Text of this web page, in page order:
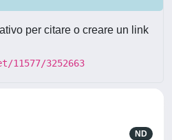
per citare o creare un link
3252663
ND